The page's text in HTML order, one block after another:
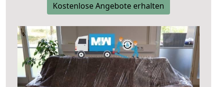
Kostenlose Angebote erhalten